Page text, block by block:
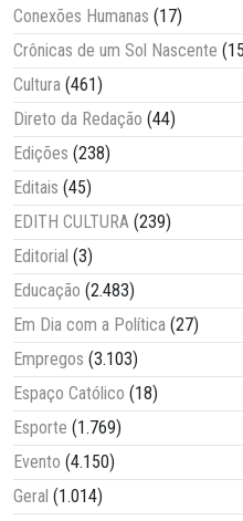
Conexões Humanas (17)
Crônicas de um Sol Nascente
Cultura (461)
Direto da Redação (44)
Edições (238)
Editais (45)
EDITH CULTURA (239)
Editorial (3)
Educação (2.483)
Em Dia com a Política (27)
Empregos (3.103)
Espaço Católico (18)
Esporte (1.769)
Evento (4.150)
Geral (1.014)